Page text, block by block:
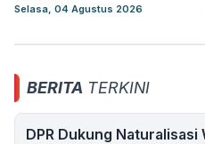
Selasa, 04 Agustus 2026
BERITA TERKINI
DPR Dukung Naturalisasi